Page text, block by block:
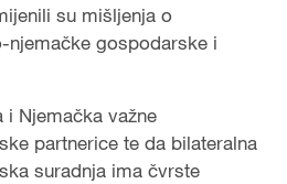
su mišljenja o
njemačke gospodarske i
i Njemačka važne
partnerice te da bilateralna
suradnja ima čvrste